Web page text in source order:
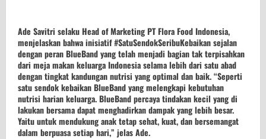
Ade Savitri selakuHead of Marketing PT Flora Food Indonesia,
menjelaskan bahwa inisiatif #SatuSendokSeribuKebaikan sejalan
dengan peran BlueBand yang telah menjadi bagian tak terpisahkan
dari meja makan keluarga Indonesia selama lebih dari satu abad
dengan tingkat kandungan nutrisi yang optimal dan baik. “Seperti
satu sendok kebaikan BlueBand yang melengkapi kebutuhan
nutrisi harian keluarga. BlueBand percaya tindakan kecil yang di
lakukan bersama dapat menghadirkan dampak yang lebih besar.
Yaitu untuk mendukung anak tetap sehat, kuat, dan bersemangat
dalam berpuasa setiap hari,” jelasAde.